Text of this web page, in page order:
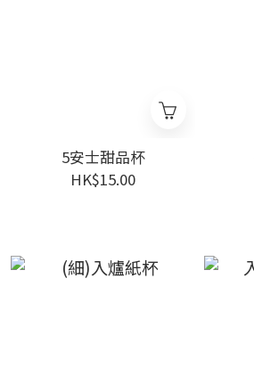
5安士甜品杯
HK$15.00